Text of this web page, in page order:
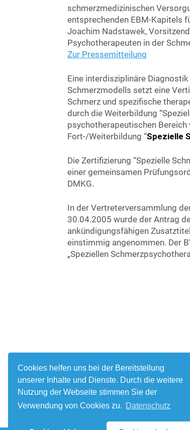
Cookies helfen uns bei der Bereitstellung
unserer Inhalte und Dienste. Durch die weitere
Nutzung der Webseite stimmen Sie der
Verwendung von Cookies zu. Datenschutz
schmerzmedizinischen
entsprechenden EBM-Kapitels
Joachim Nadstawek,
Psychotherapeuten in der
Zur Pressemitteilung
Eine interdisziplinäre
Schmerzmodells setzt eine
Schmerz und spezifische
durch die Weiterbildung
psychotherapeutischen
Fort-/Weiterbildung “Spezielle
Die Zertifizierung “Spezielle
einer gemeinsamen
DMKG.
In der Vertreterversammlung
30.04.2005 wurde der Antrag
ankündigungsfähigen
einstimmig angenommen. Der
„Speziellen